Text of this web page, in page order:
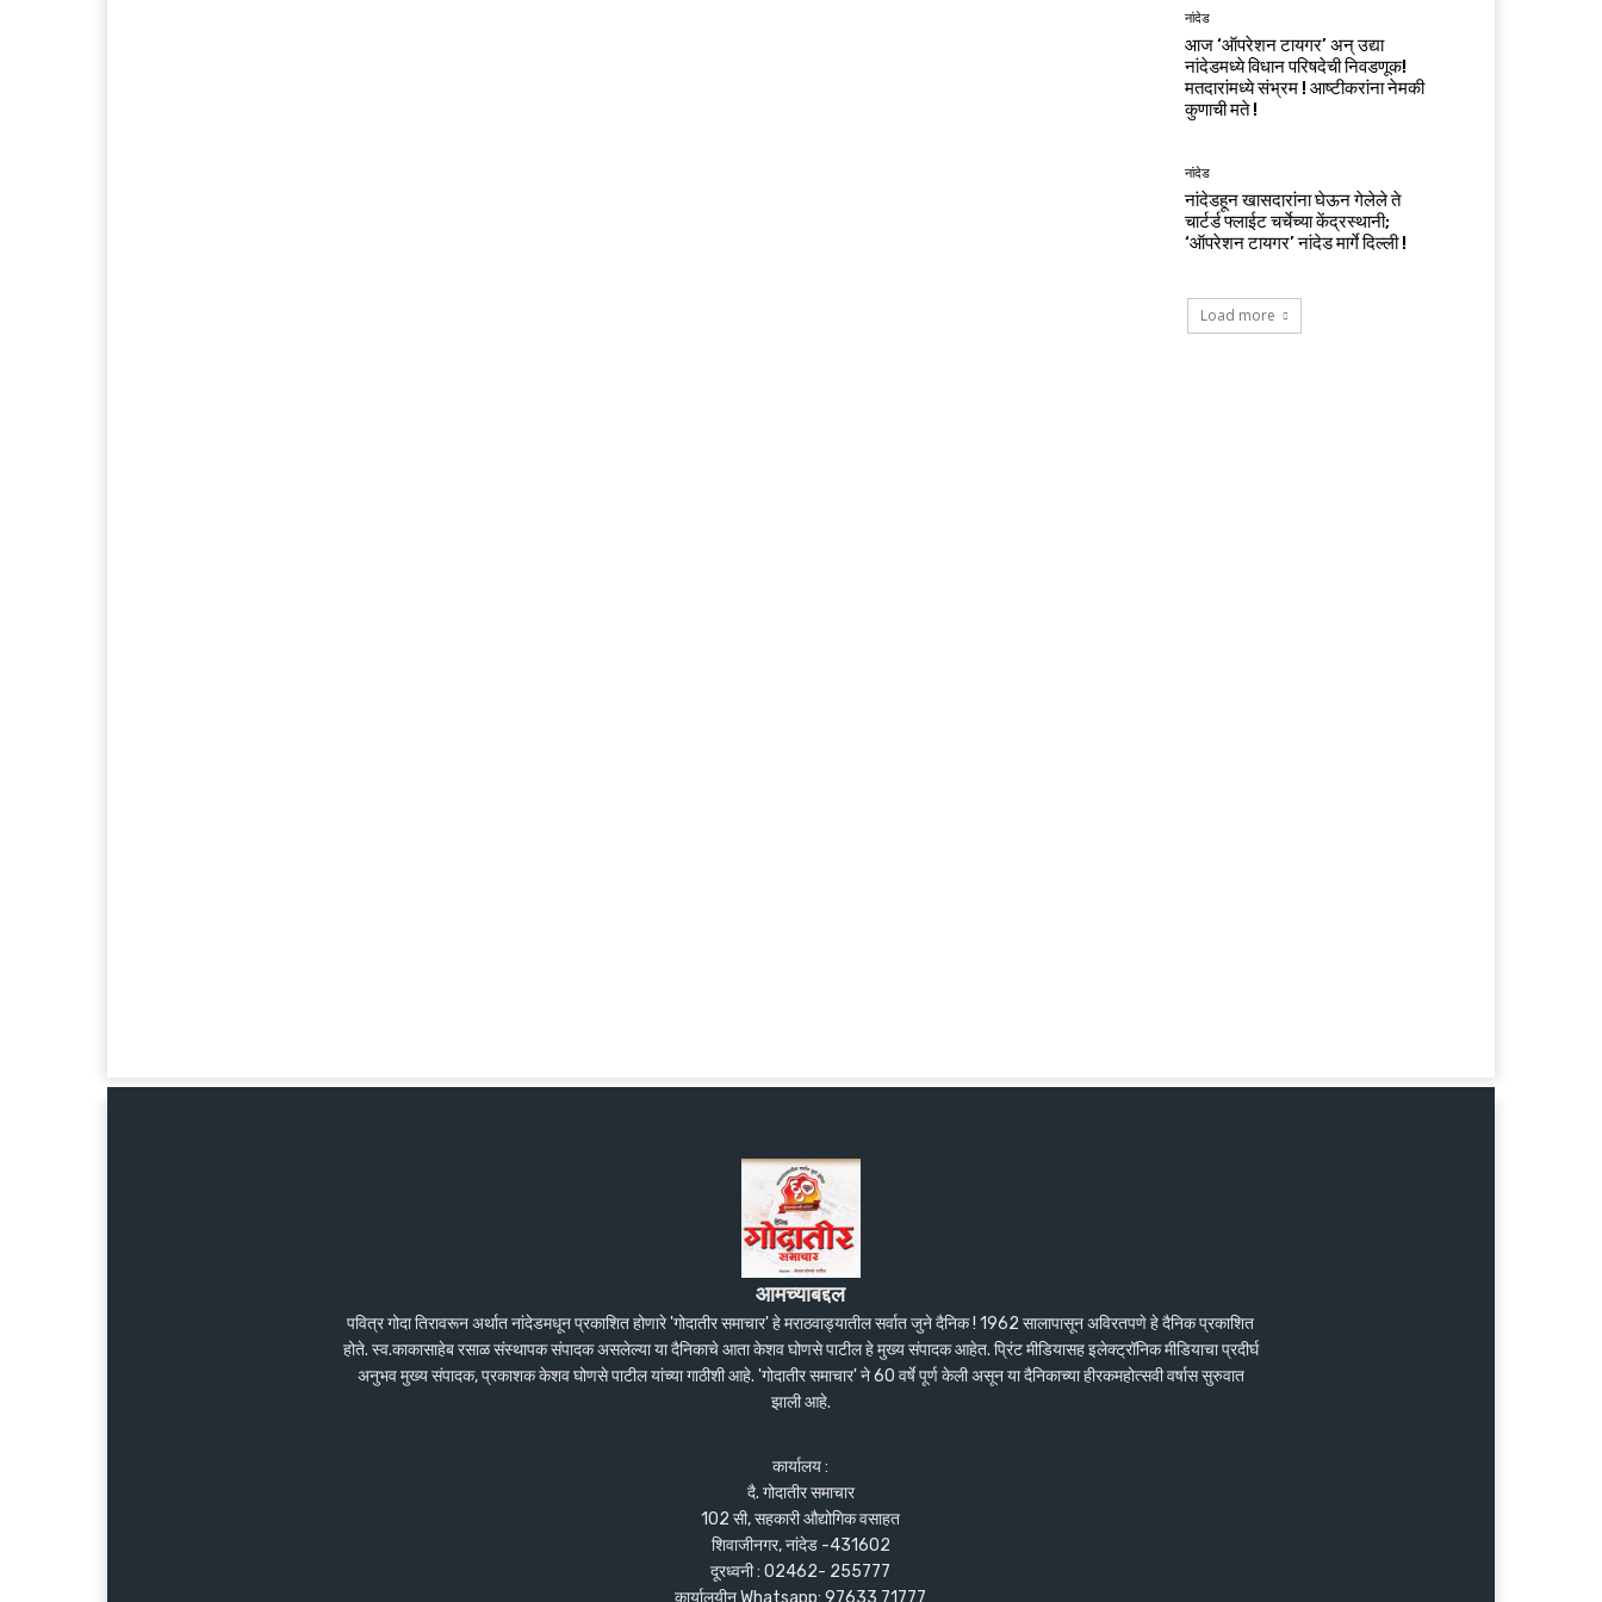
नांदेड
आज ‘ऑपरेशन टायगर’ अन् उद्या
नांदेडमध्ये विधान परिषदेची निवडणूक!
मतदारांमध्ये संभ्रम ! आष्टीकरांना नेमकी
कुणाची मते !
नांदेड
नांदेडहून खासदारांना घेऊन गेलेले ते
चार्टर्ड फ्लाईट चर्चेच्या केंद्रस्थानी;
‘ऑपरेशन टायगर’ नांदेड मार्गे दिल्ली !
Load more
आमच्याबद्दल
पवित्र गोदा तिरावरून अर्थात नांदेडमधून प्रकाशित होणारे 'गोदातीर समाचार' हे मराठवाड्यातील सर्वात जुने दैनिक ! 1962 सालापासून अविरतपणे हे दैनिक प्रकाशित
होते. स्व.काकासाहेब रसाळ संस्थापक संपादक असलेल्या या दैनिकाचे आता केशव घोणसे पाटील हे मुख्य संपादक आहेत. प्रिंट मीडियासह इलेक्ट्रॉनिक मीडियाचा प्रदीर्घ
अनुभव मुख्य संपादक, प्रकाशक केशव घोणसे पाटील यांच्या गाठीशी आहे. 'गोदातीर समाचार' ने 60 वर्षे पूर्ण केली असून या दैनिकाच्या हीरकमहोत्सवी वर्षास सुरुवात
झाली आहे.
कार्यालय :
दै. गोदातीर समाचार
102 सी, सहकारी औद्योगिक वसाहत
शिवाजीनगर, नांदेड -431602
दूरध्वनी : 02462- 255777
कार्यालयीन Whatsapp: 97633 71777